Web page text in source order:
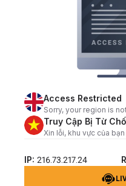
Access Restricted
Sorry, your region is
Truy Cập Bị Từ
Xin lỗi, khu vực của
IP: 216.73.217.24